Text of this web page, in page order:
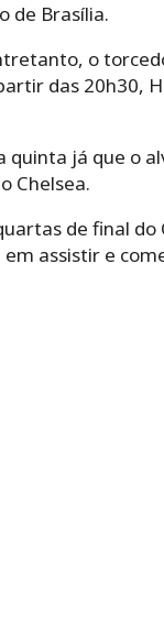
de Brasília.
o
das 20h30,
quinta já que o
Chelsea.
de final do
assistir e